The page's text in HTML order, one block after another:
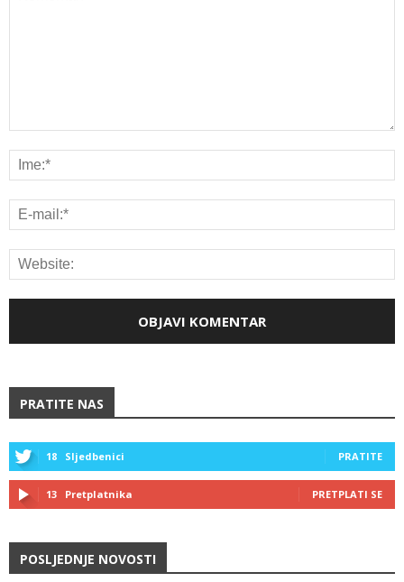
PRATITE NAS
18 Sljedbenici PRATITE
13 Pretplatnika PRETPLATI SE
POSLJEDNJE NOVOSTI